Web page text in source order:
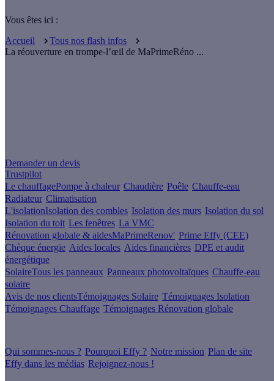
Vous êtes ici :
Accueil
Tous nos flash infos
La réouverture en trompe-l’œil de MaPrimeRéno ...
Demander un devis
Trustpilot
Le chauffagePompe à chaleur Chaudière Poêle Chauffe-eau
Radiateur Climatisation
L'isolationIsolation des combles Isolation des murs Isolation du sol
Isolation du toit Les fenêtres La VMC
Rénovation globale & aidesMaPrimeRenov' Prime Effy (CEE)
Chèque énergie Aides locales Aides financières DPE et audit
énergétique
SolaireTous les panneaux Panneaux photovoltaïques Chauffe-eau
solaire
Avis de nos clientsTémoignages Solaire Témoignages Isolation
Témoignages Chauffage Témoignages Rénovation globale
Qui sommes-nous ? Pourquoi Effy ? Notre mission Plan de site
Effy dans les médias Rejoignez-nous !